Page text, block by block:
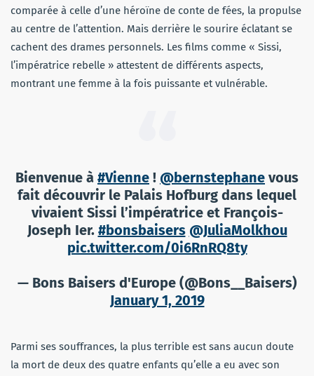
comparée à celle d’une héroïne de conte de fées, la propulse
au centre de l’attention. Mais derrière le sourire éclatant se
cachent des drames personnels. Les films comme « Sissi,
l’impératrice rebelle » attestent de différents aspects,
montrant une femme à la fois puissante et vulnérable.
Bienvenue à #Vienne ! @bernstephane vous
fait découvrir le Palais Hofburg dans lequel
vivaient Sissi l’impératrice et François-
Joseph Ier. #bonsbaisers @JuliaMolkhou
pic.twitter.com/0i6RnRQ8ty
— Bons Baisers d'Europe (@Bons__Baisers)
January 1, 2019
Parmi ses souffrances, la plus terrible est sans aucun doute
la mort de deux des quatre enfants qu’elle a eu avec son